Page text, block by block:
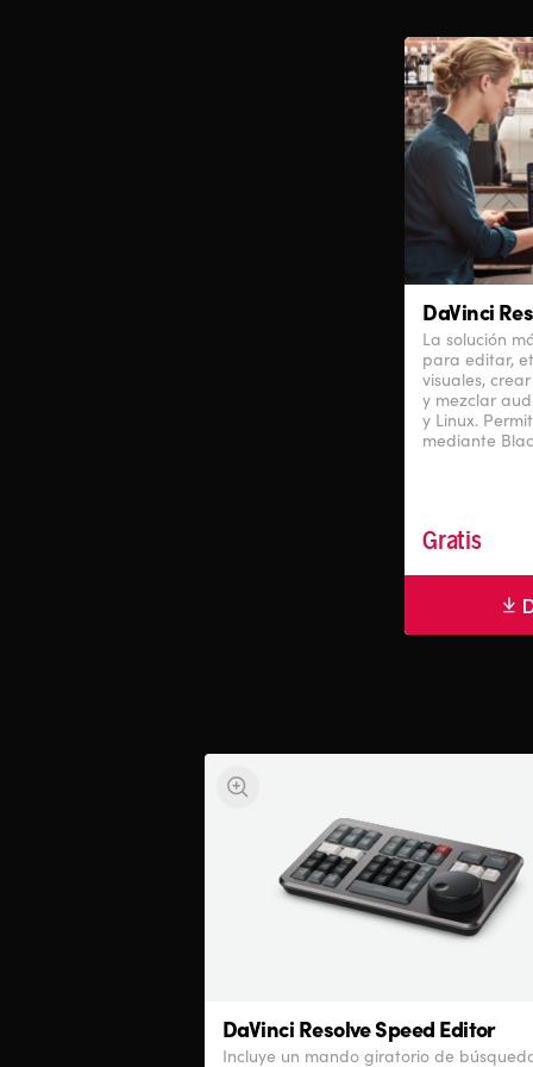
DaVinci
La solución
para editar,
visuales,
y mezclar
y Linux.
mediante
Gratis
DaVinci ResolveSpeed Editor
Incluye un mando giratorio de